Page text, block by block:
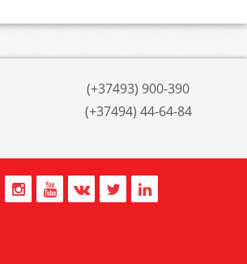
(+37493) 900-390
(+37494) 44-64-84